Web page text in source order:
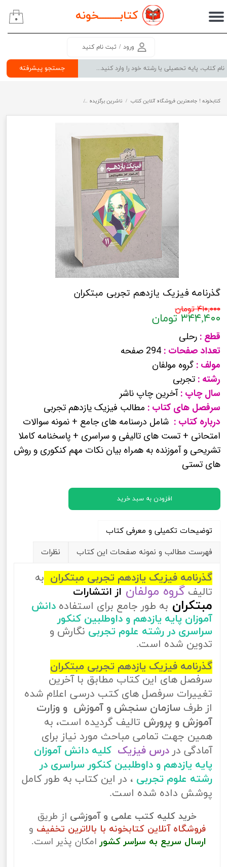
کتابــــــــخونه
جستجو پیشرفته
ورود / ثبت نام کنید
حساب کاربری من
سفارشات
۰
کتابخونه ! جامعترین فروشگاه آنلاین کتاب ناشرین برگزیده
گذرنامه فیزیک یازدهم تجربی مبتکران
۴۱۰,۰۰۰ تومان
۳۴۴,۴۰۰ تومان
قطع : رحلی
تعداد صفحات : 294 صفحه
مولف : گروه مولفان
رشته : تجربی
سال چاپ :آخرین چاپ ناشر
سرفصل های کتاب : مطالب فیزیک یازدهم تجربی
درباره کتاب : شامل درسنامه های جامع + نمونه سوالات
امتحانی + تست های تالیفی و سراسری + پاسخنامه کاملا
تشریحی و آموزنده به همراه بیان نکات مهم کنکوری و روش
های تستی
افزودن به سبد خرید
توضیحات تکمیلی و معرفی کتاب
فهرست مطالب و نمونه صفحات این کتاب
نظرات
گذرنامه فیزیک یازدهم تجربی مبتکران به
تالیف گروه مولفان از انتشارات
مبتکران به طور جامع برای استفاده دانش
آموزان پایه یازدهم و داوطلبین کنکور
سراسری در رشته علوم تجربی نگارش و
تدوین شده است.
گذرنامه فیزیک یازدهم تجربی مبتکران
سرفصل های این کتاب مطابق با آخرین
تغییرات سرفصل های کتب درسی اعلام شده
از طرف سازمان سنجش و آموزش و وزارت
آموزش و پرورش تالیف گردیده است، به
همین جهت تمامی مباحث مورد نیاز برای
آمادگی در درس فیزیک کلیه دانش آموزان
پایه یازدهم و داوطلبین کنکور سراسری در
رشته علوم تجربی ، در این کتاب به طور کامل
پوشش داده شده است.
خرید کلیه کتب علمی و آموزشی از طریق
فروشگاه آنلاین کتابخونه با بالاترین تخفیف و
ارسال سریع به سراسر کشور امکان پذیر است.